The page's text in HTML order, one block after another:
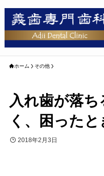
ホーム その他
入れ歯が落
く、困った
2018年2月3日